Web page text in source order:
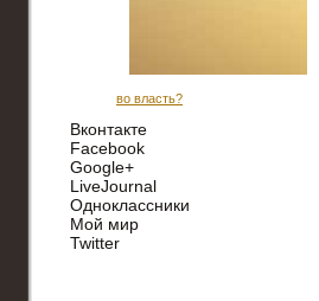
во власть?
Вконтакте
Facebook
Google+
LiveJournal
Одноклассники
Мой мир
Twitter